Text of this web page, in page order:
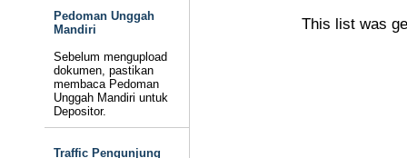
Pedoman Unggah
Mandiri
Sebelum mengupload
dokumen, pastikan
membaca Pedoman
Unggah Mandiri untuk
Depositor.
Traffic Pengunjung
This list was